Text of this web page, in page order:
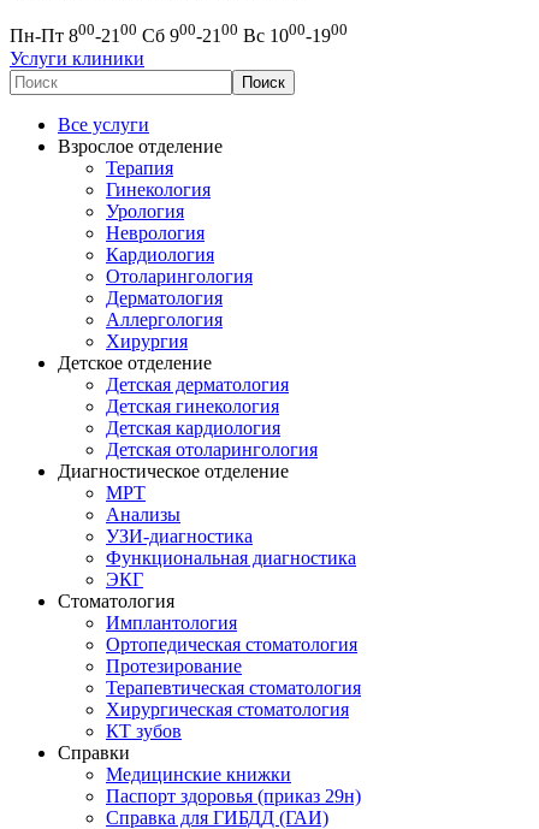
Пн-Пт 800-2100 Сб 900-2100 Вс 1000-1900
Услуги клиники
Все услуги
Взрослое отделение
Терапия
Гинекология
Урология
Неврология
Кардиология
Отоларингология
Дерматология
Аллергология
Хирургия
Детское отделение
Детская дерматология
Детская гинекология
Детская кардиология
Детская отоларингология
Диагностическое отделение
МРТ
Анализы
УЗИ-диагностика
Функциональная диагностика
ЭКГ
Стоматология
Имплантология
Ортопедическая стоматология
Протезирование
Терапевтическая стоматология
Хирургическая стоматология
КТ зубов
Справки
Медицинские книжки
Паспорт здоровья (приказ 29н)
Справка для ГИБДД (ГАИ)